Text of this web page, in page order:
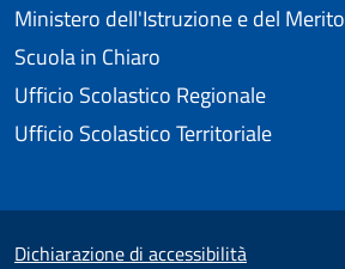
Ministero dell'Istruzione e del Merito
Scuola in Chiaro
Ufficio Scolastico Regionale
Ufficio Scolastico Territoriale
Small prints
Useful links section
Dichiarazione di accessibilità